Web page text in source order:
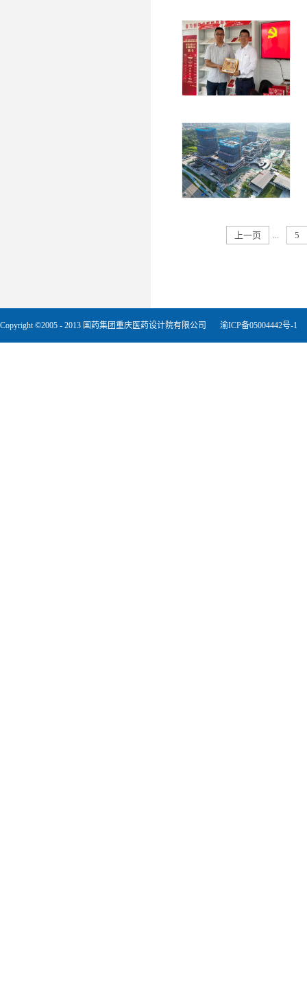
上一页 ... 5
Copyright ©2005 - 2013 国药集团重庆医药设计院有限公司 渝ICP备05004442号-1